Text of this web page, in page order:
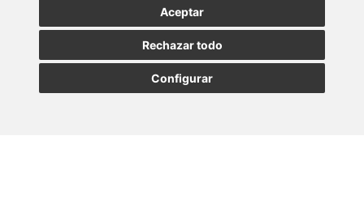
Aceptar
Rechazar todo
Configurar
SUSCRIBIRSE